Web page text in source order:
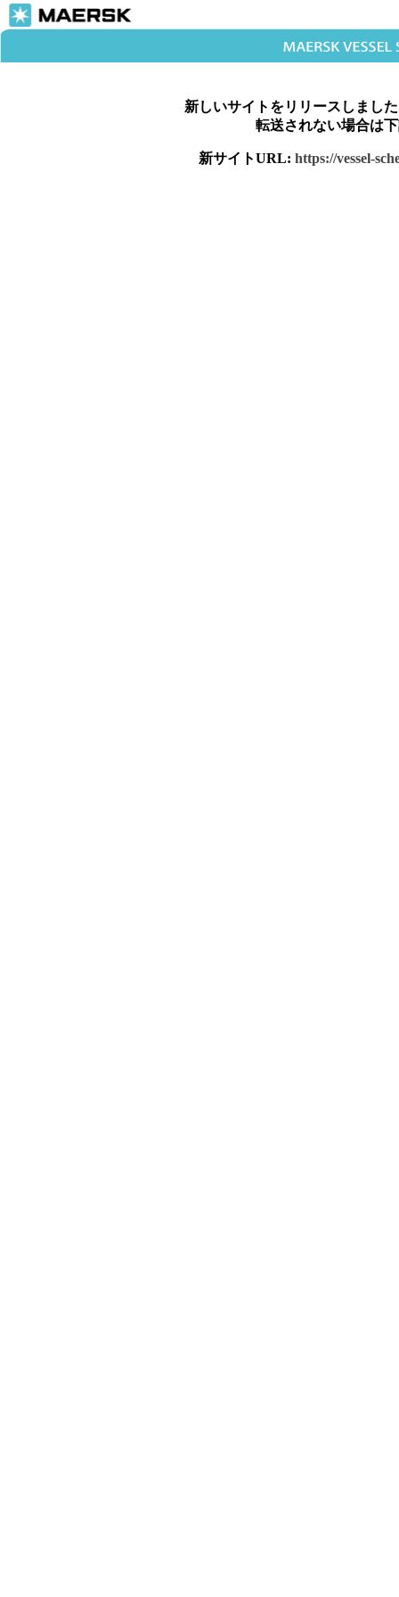
新しいサイトをリリースしまし
転送されない場合は
新サイトURL: https://vessel-